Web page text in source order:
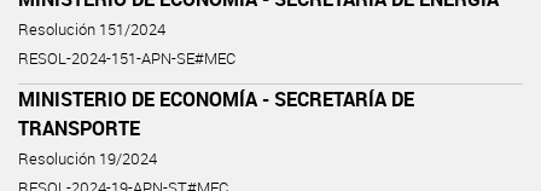
Resolución 151/2024
RESOL-2024-151-APN-SE#MEC
MINISTERIO DE ECONOMÍA - SECRETARÍA DE
TRANSPORTE
Resolución 19/2024